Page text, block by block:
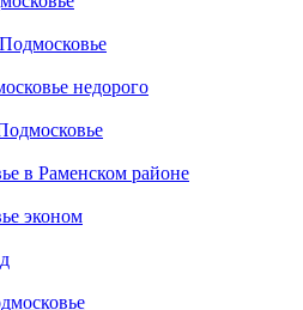
недорого
в Раменском районе
эконом